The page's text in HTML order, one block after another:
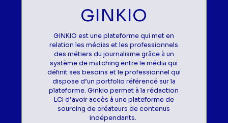
GINKIO
GINKIO est une plateforme qui met en
relation les médias et les professionnels
des métiers du journalisme grâce à un
système de matching entre le média qui
définit ses besoins et le professionnel qui
dispose d’un portfolio référencé sur la
plateforme. Ginkio permet à la rédaction
LCI d’avoir accès à une plateforme de
sourcing de créateurs de contenus
indépendants.